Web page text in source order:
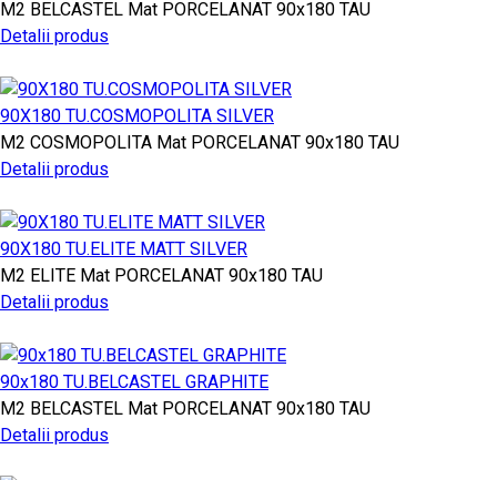
M2 BELCASTEL Mat PORCELANAT 90x180 TAU
Detalii produs
90X180 TU.COSMOPOLITA SILVER
M2 COSMOPOLITA Mat PORCELANAT 90x180 TAU
Detalii produs
90X180 TU.ELITE MATT SILVER
M2 ELITE Mat PORCELANAT 90x180 TAU
Detalii produs
90x180 TU.BELCASTEL GRAPHITE
M2 BELCASTEL Mat PORCELANAT 90x180 TAU
Detalii produs